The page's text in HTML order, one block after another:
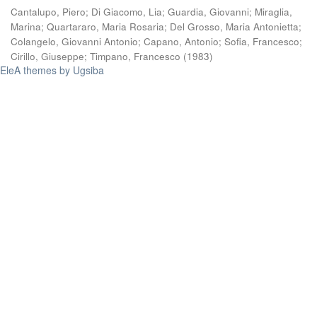
Cantalupo, Piero; Di Giacomo, Lia; Guardia, Giovanni; Miraglia,
Marina; Quartararo, Maria Rosaria; Del Grosso, Maria Antonietta;
Colangelo, Giovanni Antonio; Capano, Antonio; Sofia, Francesco;
Cirillo, Giuseppe; Timpano, Francesco (1983)
EleA themes by Ugsiba